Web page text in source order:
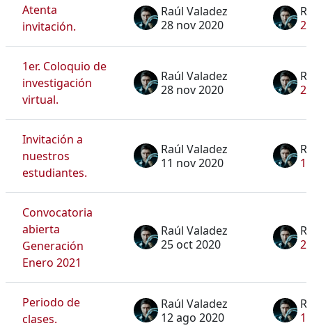
Atenta
invitación.
Raúl Valadez
28 nov 2020
1er. Coloquio de
investigación
virtual.
Raúl Valadez
28 nov 2020
Invitación a
nuestros
estudiantes.
Raúl Valadez
11 nov 2020
Convocatoria
abierta
Generación
Enero 2021
Raúl Valadez
25 oct 2020
Periodo de
clases.
Raúl Valadez
12 ago 2020